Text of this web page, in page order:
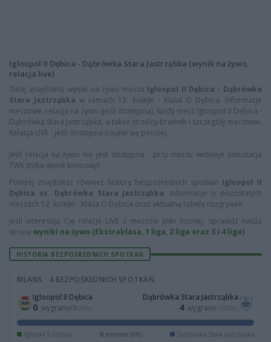
Igloopol II Dębica - Dąbrówka Stara Jastrząbka (wynik na żywo,
relacja live)
Tutaj znajdziesz wyniki na żywo meczu Igloopol II Dębica - Dąbrówka
Stara Jastrząbka w ramach 12. kolejki - Klasa O Dębica. Informacje
meczowe, relacja na żywo (jeśli dostępna), kiedy mecz Igloopol II Dębica -
Dąbrówka Stara Jastrząbka, a także strzelcy bramek i szczegóły meczowe.
Relacja LIVE - jeśli dostępna pojawi się poniżej.
Jeśli relacja na żywo nie jest dostępna - przy meczu widnieje adnotacja
TWK (tylko wynik końcowy)
Poniżej znajdziesz również historę bezpośrednich spotkań Igloopol II
Dębica vs. Dąbrówka Stara Jastrząbka, informacje o pozostałych
meczach 12. kolejki - Klasa O Dębica oraz aktualną tabelę rozgrywek.
Jeśli interesują Cię relacje LIVE z meczów piłki nożnej, sprawdź naszą
stronę wyniki na żywo (Ekstraklasa, 1 liga, 2 liga oraz 3 i 4 liga).
HISTORIA BEZPOŚREDNICH SPOTKAŃ
BILANS · 4 BEZPOŚREDNICH SPOTKAŃ
Igloopol II Dębica
0 wygranych (0%)
Dąbrówka Stara Jastrząbka
4 wygrane (100%)
Igloopol II Dębica 0 remisów (0%) Dąbrówka Stara Jastrząbka